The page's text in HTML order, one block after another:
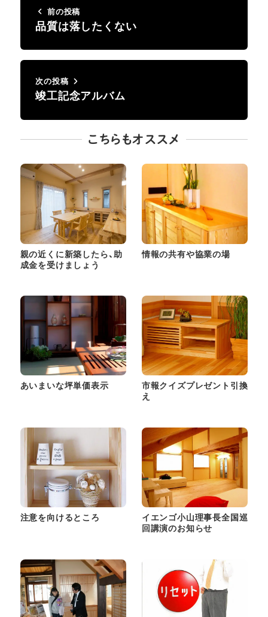
前の投稿
品質は落したくない
次の投稿
竣工記念アルバム
こちらもオススメ
親の近くに新築したら、助
成金を受けましょう
情報の共有や協業の場
あいまいな坪単価表示
市報クイズプレゼント引換
え
注意を向けるところ
イエンゴ小山理事長全国巡
回講演のお知らせ